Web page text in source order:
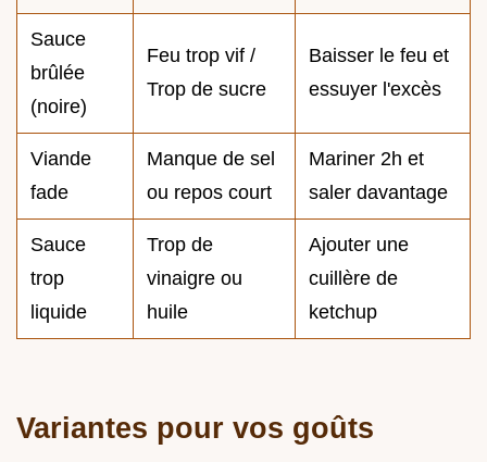
Sauce
brûlée
(noire)
Feu trop vif /
Trop de sucre
Baisser le feu et
essuyer l'excès
Viande
fade
Manque de sel
ou repos court
Mariner 2h et
saler davantage
Sauce
trop
liquide
Trop de
vinaigre ou
huile
Ajouter une
cuillère de
ketchup
Variantes pour vos goûts